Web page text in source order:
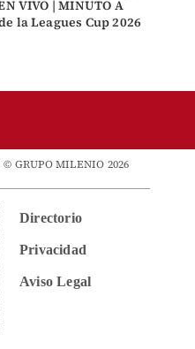
VIVO | MINUTO A
la Leagues Cup 2026
© GRUPO MILENIO 2026
Directorio
Privacidad
Aviso Legal